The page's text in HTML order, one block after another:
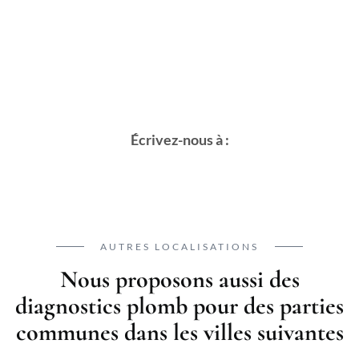
Écrivez-nous à :
AUTRES LOCALISATIONS
Nous proposons aussi des
diagnostics plomb pour des parties
communes dans les villes suivantes